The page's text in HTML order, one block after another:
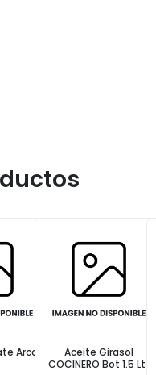
Arcor
Aceite Girasol
COCINERO Bot 1.5 Ltr